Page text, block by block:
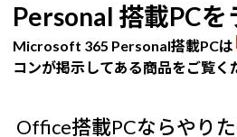
Personal 搭載PC
Microsoft 365 Personal搭載PCは
コンが掲示してある商品をご覧く
Office搭載PCならやり